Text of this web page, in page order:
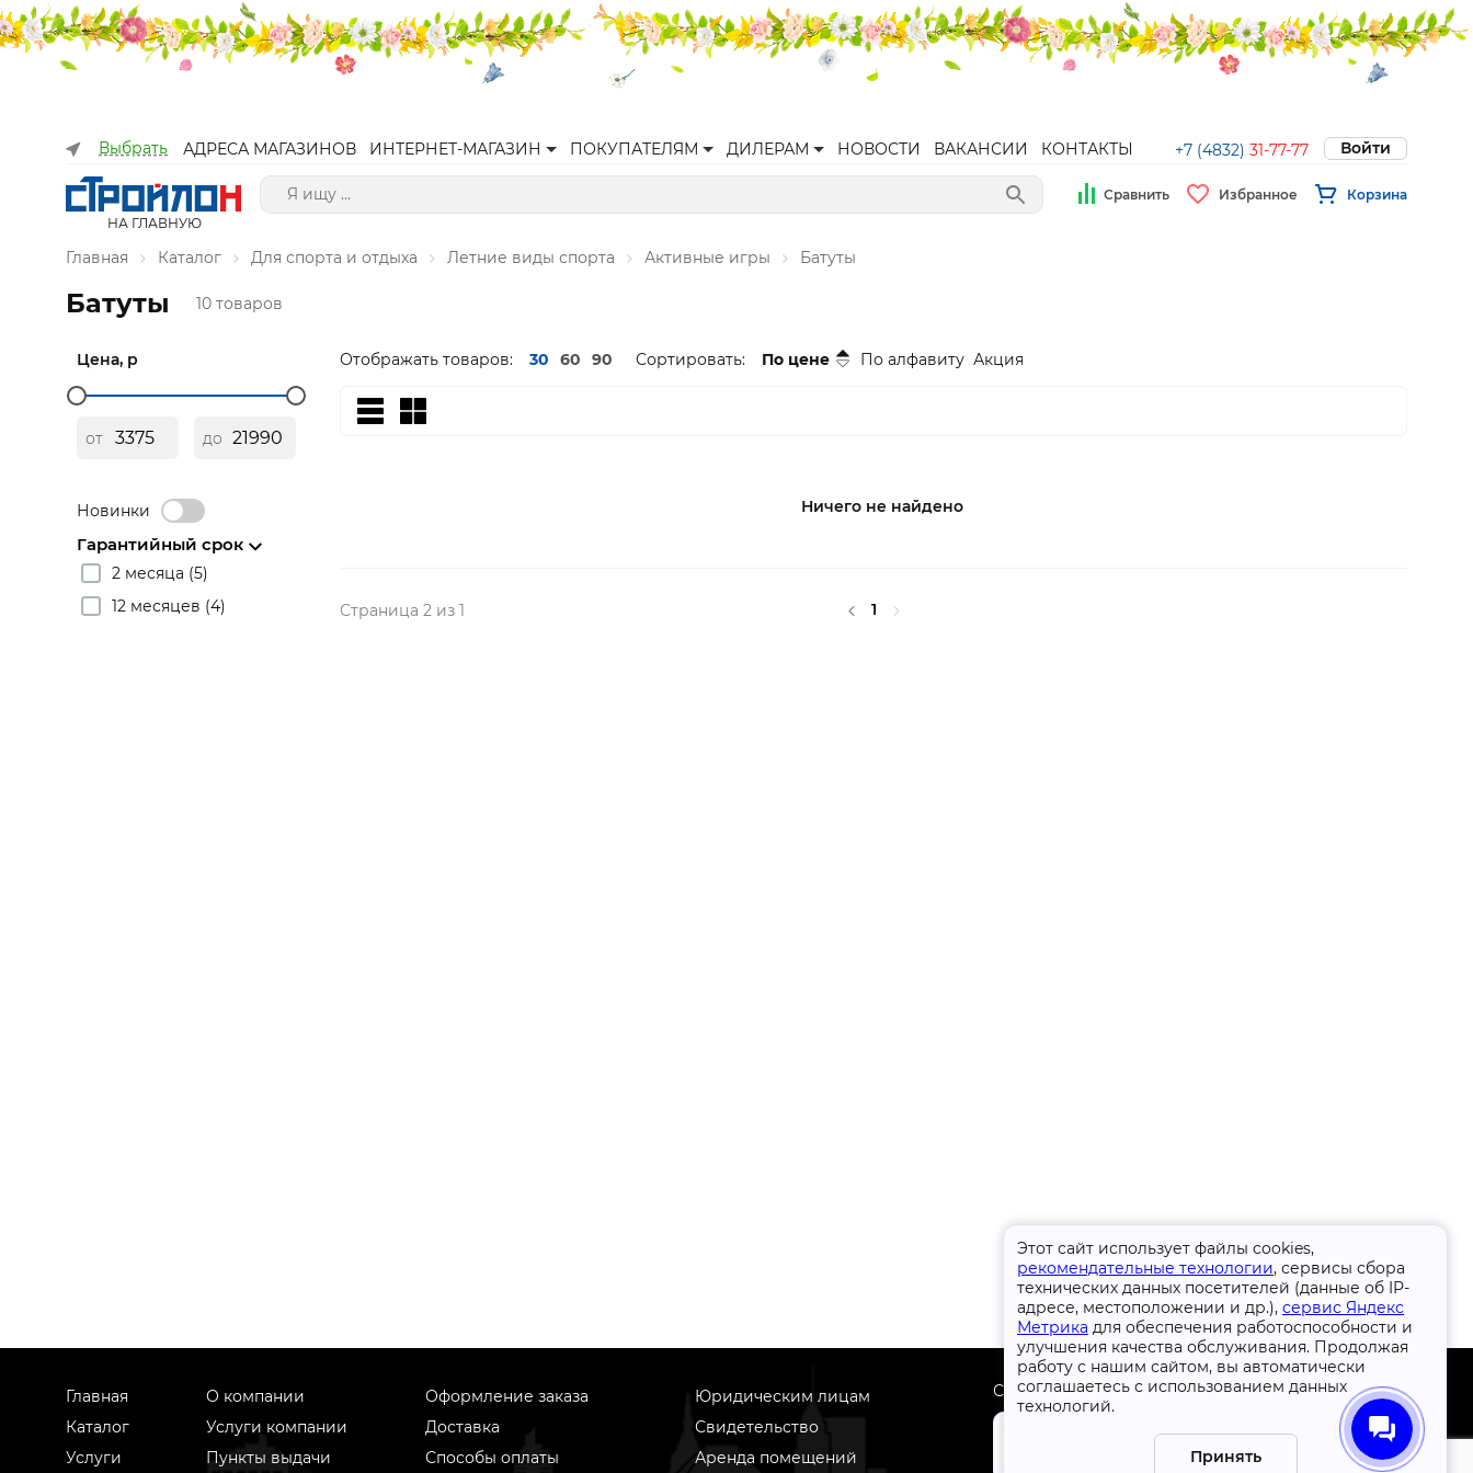
Выбрать АДРЕСА МАГАЗИНОВ ИНТЕРНЕТ-МАГАЗИН ПОКУПАТЕЛЯМ ДИЛЕРАМ НОВОСТИ ВАКАНСИИ КОНТАКТЫ +7 (4832) 31-77-77 Войти
НА ГЛАВНУЮ
Сравнить Избранное Корзина
Главная Каталог Для спорта и отдыха Летние виды спорта Активные игры Батуты
Этот сайт использует файлы cookies,
рекомендательные технологии, сервисы сбора
технических данных посетителей (данные об IP-
адресе, местоположении и др.), сервис Яндекс
Метрика для обеспечения работоспособности и
улучшения качества обслуживания. Продолжая
работу с нашим сайтом, вы автоматически
соглашаетесь с использованием данных
технологий.
Принять
Батуты 10 товаров
Цена, р
от до
Новинки
Гарантийный срок
2 месяца (5)
12 месяцев (4)
Отображать товаров: 30 60 90 Сортировать: По цене По алфавиту Акция
Ничего не найдено
Страница 2 из 1 1
Главная
Каталог
Услуги
О компании
Услуги компании
Пункты выдачи
Оформление заказа
Доставка
Способы оплаты
Юридическим лицам
Свидетельство
Аренда помещений
Скачать приложение